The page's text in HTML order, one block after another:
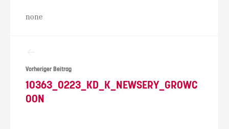
none
Vorheriger Beitrag
10363_0223_KD_K_NEWSERY_GROWC
OON